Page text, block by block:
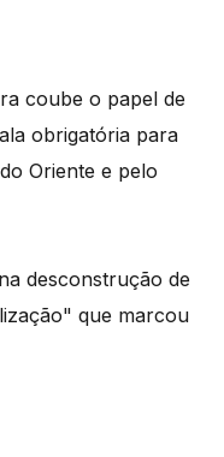
coube o papel de
obrigatória para
Oriente e pelo
desconstrução de
que marcou